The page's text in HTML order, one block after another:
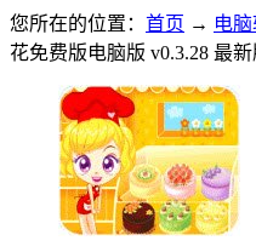
您所在的位置： 首页 → 电
花免费版电脑版 v0.3.28 最新